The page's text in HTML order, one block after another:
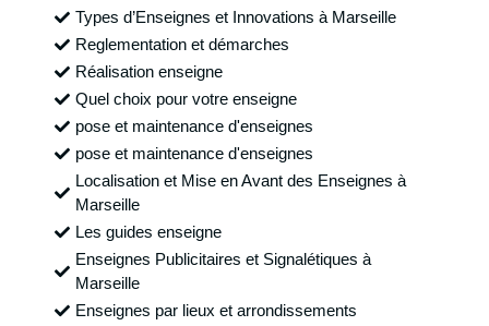
Types d’Enseignes et Innovations à Marseille
Reglementation et démarches
Réalisation enseigne
Quel choix pour votre enseigne
pose et maintenance d'enseignes
pose et maintenance d'enseignes
Localisation et Mise en Avant des Enseignes à
Marseille
Les guides enseigne
Enseignes Publicitaires et Signalétiques à
Marseille
Enseignes par lieux et arrondissements